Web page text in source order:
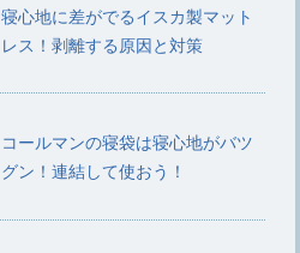
寝心地に差がでるイスカ製マット
レス！剥離する原因と対策
コールマンの寝袋は寝心地がバツ
グン！連結して使おう！